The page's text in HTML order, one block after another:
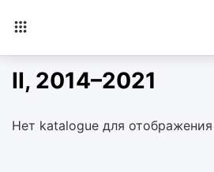
II, 2014–2021
Нет katalogue для отображения